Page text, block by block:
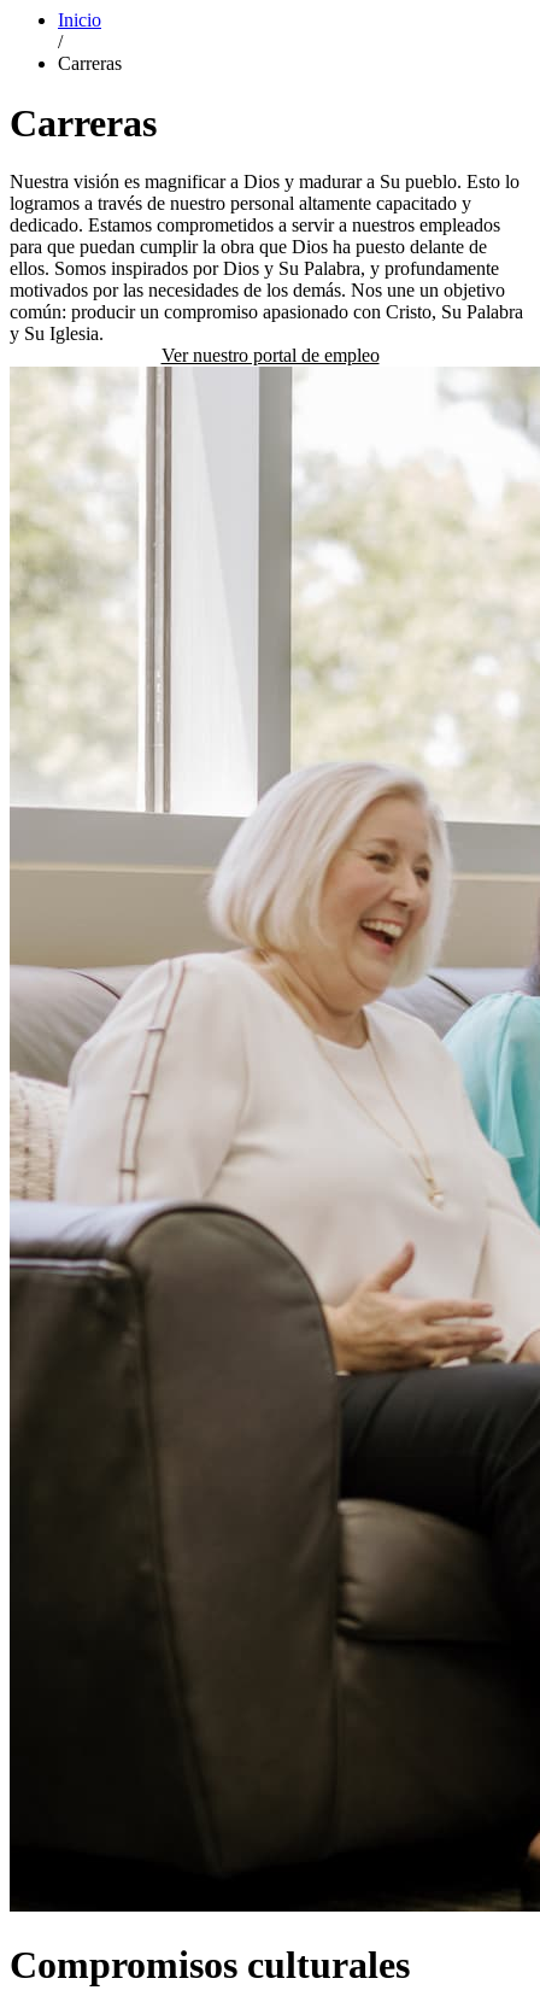
Inicio
/
Carreras
Carreras
Nuestra visión es magnificar a Dios y madurar a Su pueblo. Esto lo
logramos a través de nuestro personal altamente capacitado y
dedicado. Estamos comprometidos a servir a nuestros empleados
para que puedan cumplir la obra que Dios ha puesto delante de
ellos. Somos inspirados por Dios y Su Palabra, y profundamente
motivados por las necesidades de los demás. Nos une un objetivo
común: producir un compromiso apasionado con Cristo, Su Palabra
y Su Iglesia.
Ver nuestro portal de empleo
Compromisos culturales